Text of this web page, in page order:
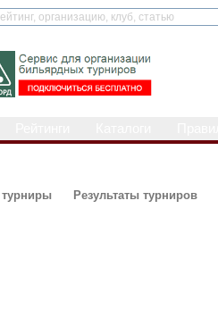
Результаты турниров